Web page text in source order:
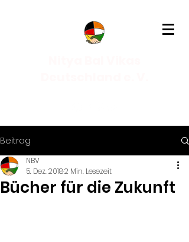
Beitrag
Bücher für die Zukunft
NBV
5. Dez. 20182 Min. Lesezeit